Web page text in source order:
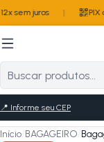
sem juros PIX
📍 Informe seu CEP
Início/BAGAGEIRO/